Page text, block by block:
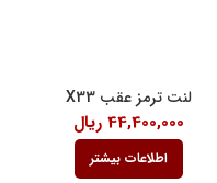
لنت ترمز عقب X33
44,400,000 ریال
اطلاعات بیشتر